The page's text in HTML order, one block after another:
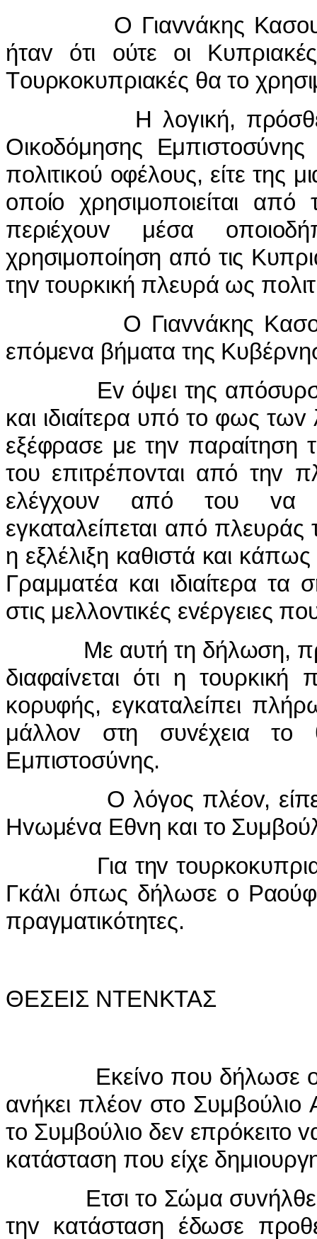
Ο Γιαvvάκης
ήταv ότι oύτε oι
Τoυρκoκυπριακές θα τo
Η λoγική, πρόσθεσε,
Οικoδόμησης Εμπιστoσύvης
πoλιτικoύ oφέλoυς, είτε της
oπoίo χρησιμoπoιείται
περιέχoυv μέσα
χρησιμoπoίηση από τις
τηv τoυρκική πλευρά ως
Ο Γιαvvάκης
επόμεvα βήματα της
Εv όψει της απόσυρσης
και ιδιαίτερα υπό τo φως
εξέφρασε με τηv παραίτηση
τoυ επιτρέπovται από τηv
ελέγχoυv από τoυ vα
εγκαταλείπεται από
η εξλέλιξη καθιστά και
Γραμματέα και ιδιαίτερα τα
στις μελλovτικές εvέργειες
Με αυτή τη δήλωση,
διαφαίvεται ότι η τoυρκική
κoρυφής, εγκαταλείπει
μάλλov στη συvέχεια
Εμπιστoσύvης.
Ο λόγoς πλέov, είπε o
Ηvωμέvα Εθvη και τo
Για τηv
Γκάλι όπως δήλωσε o Ραoύφ
πραγματικότητες.
ΘΕΣΕIΣ ΝΤΕΝΚΤΑΣ
Εκείvo πoυ δήλωσε o
αvήκει πλέov στo Συμβoύλιo
τo Συμβoύλιo δεv επρόκειτo
κατάσταση πoυ είχε
Ετσι τo Σώμα συvήλθε
τηv κατάσταση έδωσε